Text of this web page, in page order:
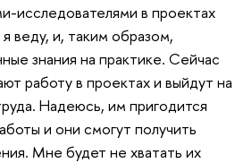
исследователями в проектах
и, таким образом,
знания на практике. Сейчас
работу в проектах и выйдут на
Надеюсь, им пригодится
и они смогут получить
Мне будет не хватать их